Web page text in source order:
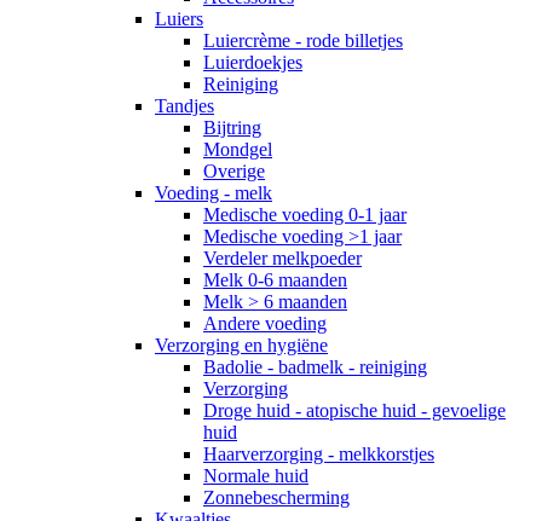
Luiers
Luiercrème - rode billetjes
Luierdoekjes
Reiniging
Tandjes
Bijtring
Mondgel
Overige
Voeding - melk
Medische voeding 0-1 jaar
Medische voeding >1 jaar
Verdeler melkpoeder
Melk 0-6 maanden
Melk > 6 maanden
Andere voeding
Verzorging en hygiëne
Badolie - badmelk - reiniging
Verzorging
Droge huid - atopische huid - gevoelige
huid
Haarverzorging - melkkorstjes
Normale huid
Zonnebescherming